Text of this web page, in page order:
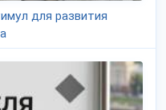
для развития